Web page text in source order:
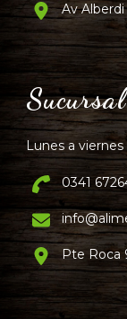
Av
Lunes a viernes
0341
Pte Roca